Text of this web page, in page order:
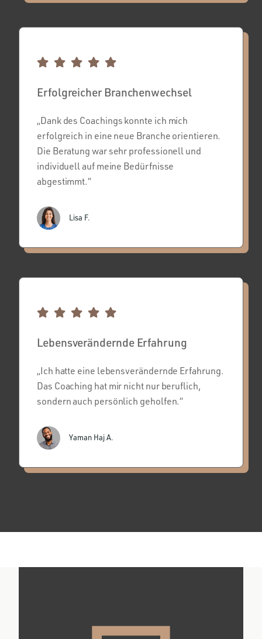
Erfolgreicher Branchenwechsel
„Dank des Coachings konnte ich mich
erfolgreich in eine neue Branche orientieren.
Die Beratung war sehr professionell und
individuell auf meine Bedürfnisse
abgestimmt.“
Lisa F.
Lebensverändernde Erfahrung
„Ich hatte eine lebensverändernde Erfahrung.
Das Coaching hat mir nicht nur beruflich,
sondern auch persönlich geholfen.“
Yaman Haj A.